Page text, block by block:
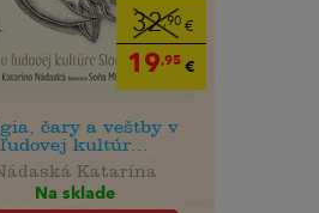
32,90€
19,95€
čary a veštby v
ľudovej kultúr...
Katarína
Na sklade